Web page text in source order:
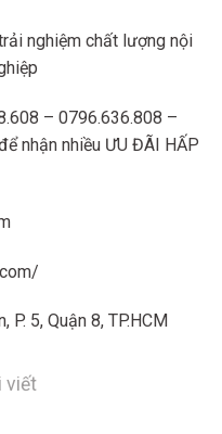
nghiệm chất lượng nội
– 0796.636.808 –
nhận nhiều ƯU ĐÃI HẤP
5, Quận 8, TP.HCM
viết